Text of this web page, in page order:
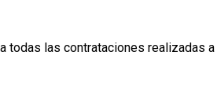
todas las contrataciones realizadas a